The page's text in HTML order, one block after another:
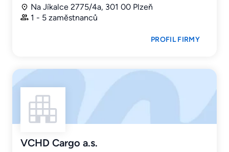
Na Jíkalce 2775/4a, 301 00 Plzeň
1 - 5 zaměstnanců
PROFIL FIRMY
VCHD Cargo a.s.